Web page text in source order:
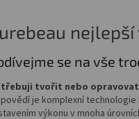
se na vše
tvořit nebo
je komplexní
výkonu v mnoha